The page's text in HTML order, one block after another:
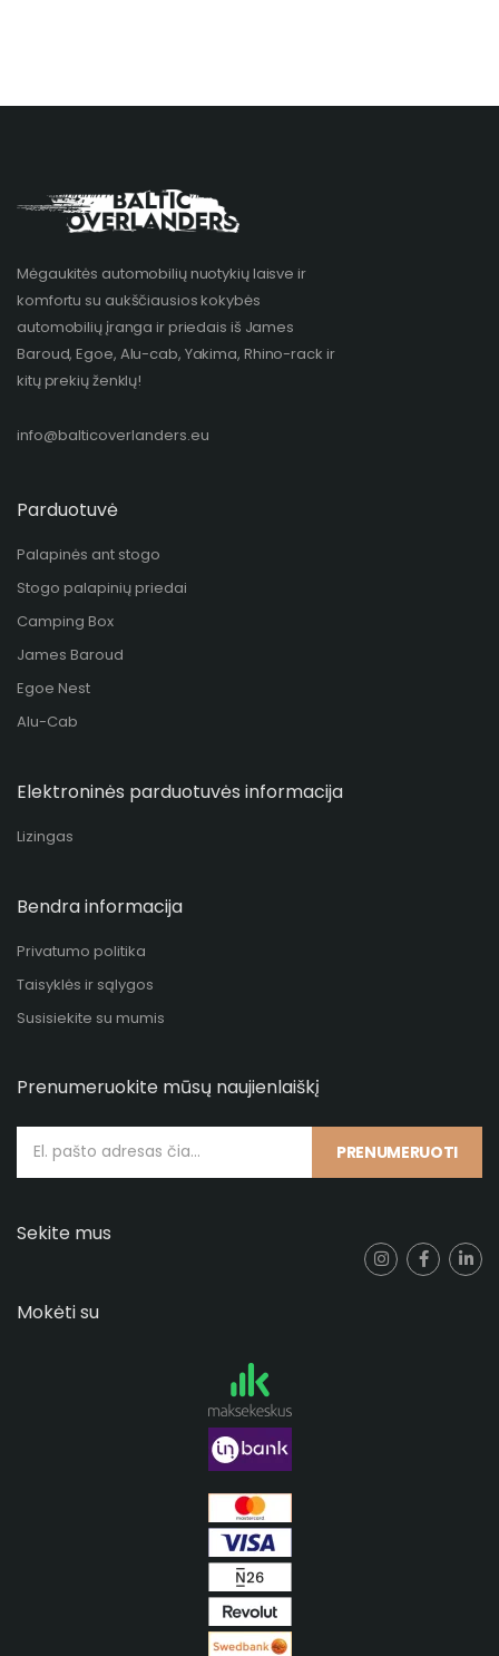
Mėgaukitės automobilių nuotykių laisve ir
komfortu su aukščiausios kokybės
automobilių įranga ir priedais iš James
Baroud, Egoe, Alu-cab, Yakima, Rhino-rack ir
kitų prekių ženklų!​
info@balticoverlanders.eu
Parduotuvė
Palapinės ant stogo
Stogo palapinių priedai
Camping Box
James Baroud
Egoe Nest
Alu-Cab
Elektroninės parduotuvės informacija
Lizingas
Bendra informacija
Privatumo politika
Taisyklės ir sąlygos
Susisiekite su mumis
Prenumeruokite mūsų naujienlaiškį
PRENUMERUOTI
Sekite mus
Mokėti su